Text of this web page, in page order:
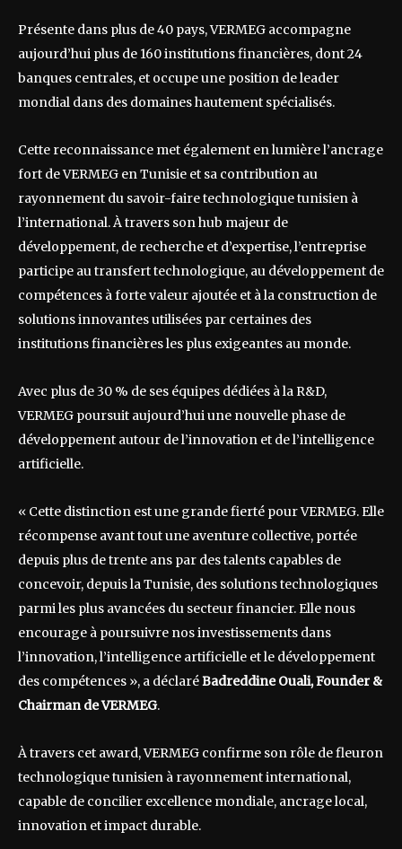
Présente dans plus de 40 pays, VERMEG accompagne
aujourd’hui plus de 160 institutions financières, dont 24
banques centrales, et occupe une position de leader
mondial dans des domaines hautement spécialisés.
Cette reconnaissance met également en lumière l’ancrage
fort de VERMEG en Tunisie et sa contribution au
rayonnement du savoir-faire technologique tunisien à
l’international. À travers son hub majeur de
développement, de recherche et d’expertise, l’entreprise
participe au transfert technologique, au développement de
compétences à forte valeur ajoutée et à la construction de
solutions innovantes utilisées par certaines des
institutions financières les plus exigeantes au monde.
Avec plus de 30 % de ses équipes dédiées à la R&D,
VERMEG poursuit aujourd’hui une nouvelle phase de
développement autour de l’innovation et de l’intelligence
artificielle.
« Cette distinction est une grande fierté pour VERMEG. Elle
récompense avant tout une aventure collective, portée
depuis plus de trente ans par des talents capables de
concevoir, depuis la Tunisie, des solutions technologiques
parmi les plus avancées du secteur financier. Elle nous
encourage à poursuivre nos investissements dans
l’innovation, l’intelligence artificielle et le développement
des compétences », a déclaréBadreddine Ouali, Founder &
Chairman de VERMEG.
À travers cet award, VERMEG confirme son rôle de fleuron
technologique tunisien à rayonnement international,
capable de concilier excellence mondiale, ancrage local,
innovation et impact durable.